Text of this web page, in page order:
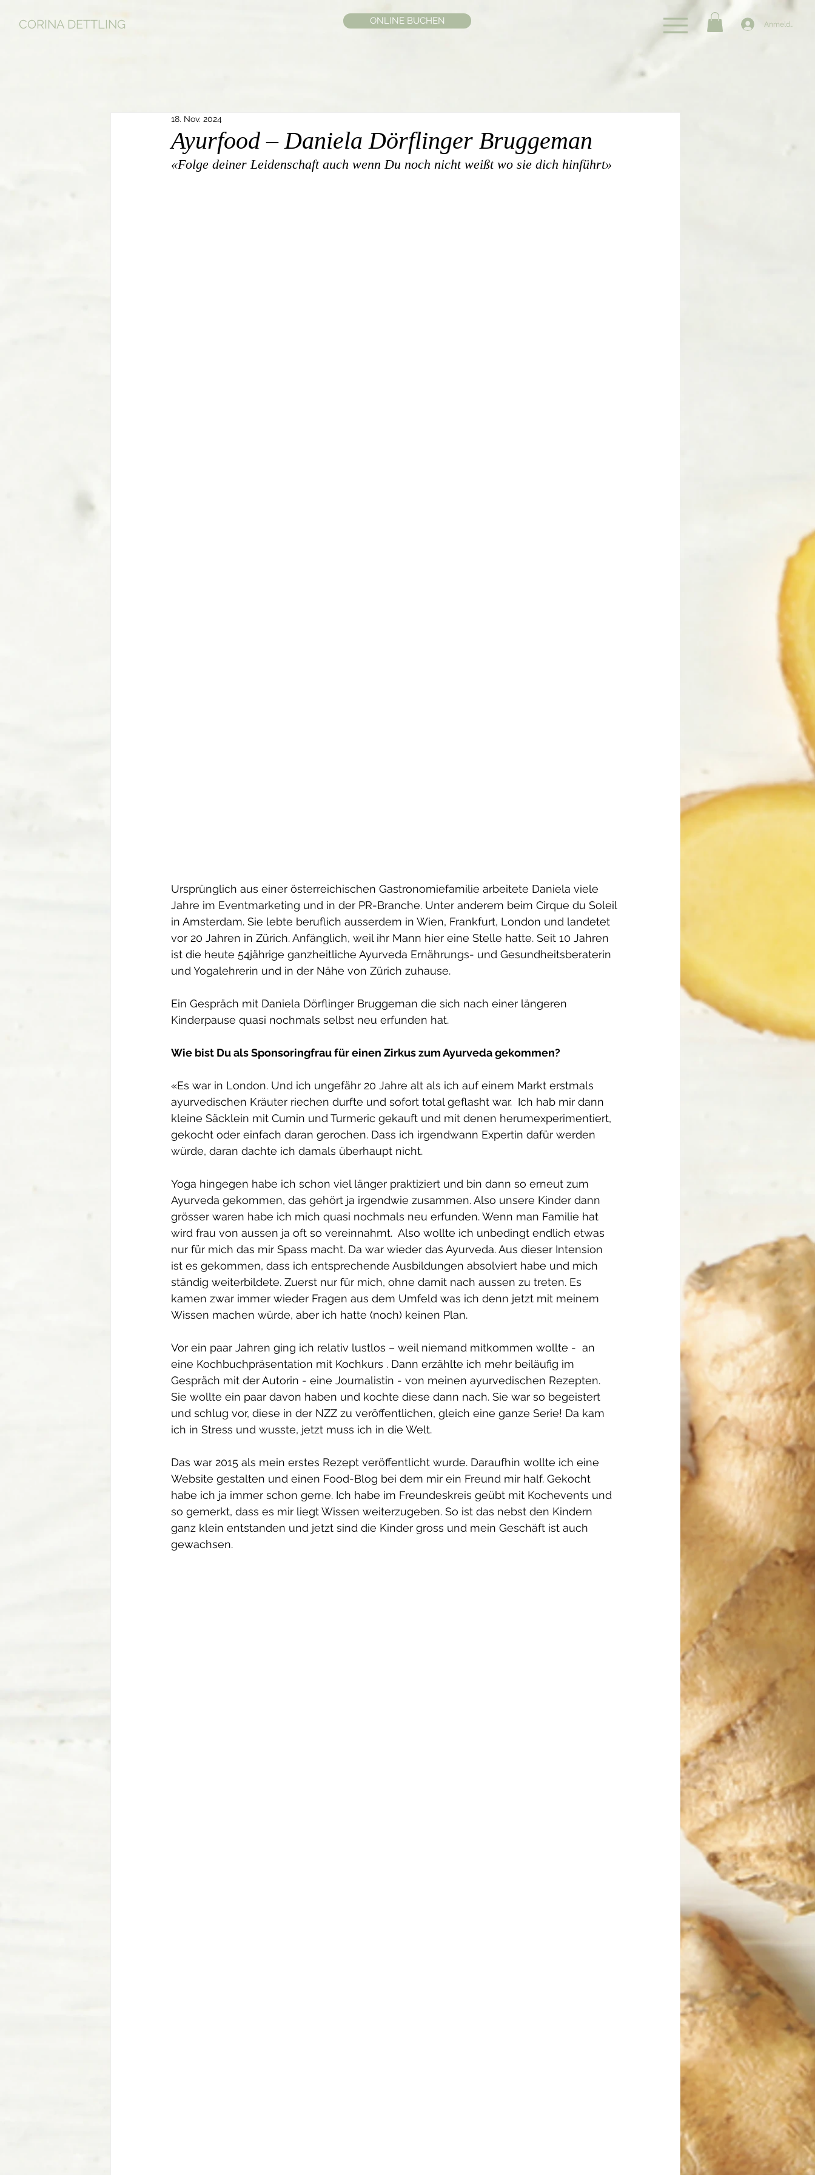
CORINA DETTLING Anmelden
ONLINE BUCHEN
Ayurfood – Daniela Dörflinger Bruggeman
18. Nov. 2024
«Folge deiner Leidenschaft auch wenn Du noch nicht weißt wo sie dich hinführt»
Ursprünglich aus einer österreichischen Gastronomiefamilie arbeitete Daniela viele
Jahre im Eventmarketing und in der PR-Branche. Unter anderem beim Cirque du Soleil
in Amsterdam. Sie lebte beruflich ausserdem in Wien, Frankfurt, London und landetet
vor 20 Jahren in Zürich. Anfänglich, weil ihr Mann hier eine Stelle hatte. Seit 10 Jahren
ist die heute 54jährige ganzheitliche Ayurveda Ernährungs- und Gesundheitsberaterin
und Yogalehrerin und in der Nähe von Zürich zuhause.
Ein Gespräch mit Daniela Dörflinger Bruggeman die sich nach einer längeren
Kinderpause quasi nochmals selbst neu erfunden hat.
Wie bist Du als Sponsoringfrau für einen Zirkus zum Ayurveda gekommen?
«Es war in London. Und ich ungefähr 20 Jahre alt als ich auf einem Markt erstmals
ayurvedischen Kräuter riechen durfte und sofort total geflasht war.  Ich hab mir dann
kleine Säcklein mit Cumin und Turmeric gekauft und mit denen herumexperimentiert,
gekocht oder einfach daran gerochen. Dass ich irgendwann Expertin dafür werden
würde, daran dachte ich damals überhaupt nicht.
Yoga hingegen habe ich schon viel länger praktiziert und bin dann so erneut zum
Ayurveda gekommen, das gehört ja irgendwie zusammen. Also unsere Kinder dann
grösser waren habe ich mich quasi nochmals neu erfunden. Wenn man Familie hat
wird frau von aussen ja oft so vereinnahmt.  Also wollte ich unbedingt endlich etwas
nur für mich das mir Spass macht. Da war wieder das Ayurveda. Aus dieser Intension
ist es gekommen, dass ich entsprechende Ausbildungen absolviert habe und mich
ständig weiterbildete. Zuerst nur für mich, ohne damit nach aussen zu treten. Es
kamen zwar immer wieder Fragen aus dem Umfeld was ich denn jetzt mit meinem
Wissen machen würde, aber ich hatte (noch) keinen Plan.
Vor ein paar Jahren ging ich relativ lustlos – weil niemand mitkommen wollte -  an
eine Kochbuchpräsentation mit Kochkurs . Dann erzählte ich mehr beiläufig im
Gespräch mit der Autorin - eine Journalistin - von meinen ayurvedischen Rezepten.
Sie wollte ein paar davon haben und kochte diese dann nach. Sie war so begeistert
und schlug vor, diese in der NZZ zu veröffentlichen, gleich eine ganze Serie! Da kam
ich in Stress und wusste, jetzt muss ich in die Welt.
Das war 2015 als mein erstes Rezept veröffentlicht wurde. Daraufhin wollte ich eine
Website gestalten und einen Food-Blog bei dem mir ein Freund mir half. Gekocht
habe ich ja immer schon gerne. Ich habe im Freundeskreis geübt mit Kochevents und
so gemerkt, dass es mir liegt Wissen weiterzugeben. So ist das nebst den Kindern
ganz klein entstanden und jetzt sind die Kinder gross und mein Geschäft ist auch
gewachsen.